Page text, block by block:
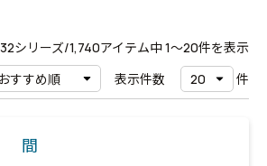
シリーズ/1,740アイテム中1〜20件を表示
表示件数 件
間